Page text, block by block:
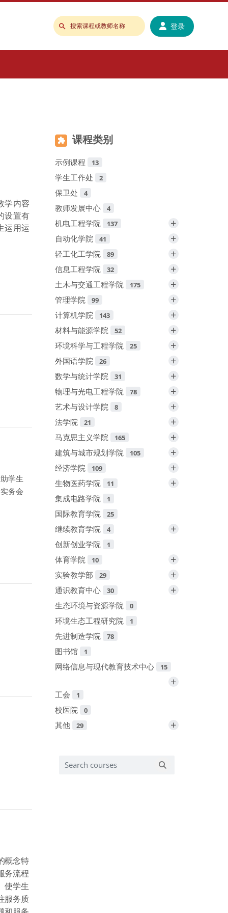
搜
称
登录
学内容
设置有
运用运
学生
务会
概念特
务流程
使学生
服务质
课程类别
示例课程 13
学生工作处 2
保卫处 4
教师发展中心 4
机电工程学院 137 +
自动化学院 41 +
轻工化工学院 89 +
信息工程学院 32 +
土木与交通工程学院 175 +
管理学院 99 +
计算机学院 143 +
材料与能源学院 52 +
环境科学与工程学院 25 +
外国语学院 26 +
数学与统计学院 31 +
物理与光电工程学院 78 +
艺术与设计学院 8 +
法学院 21 +
马克思主义学院 165 +
建筑与城市规划学院 105 +
经济学院 109 +
生物医药学院 11 +
集成电路学院 1
国际教育学院 25
继续教育学院 4 +
创新创业学院 1
体育学院 10 +
实验教学部 29 +
通识教育中心 30 +
生态环境与资源学院 0
环境生态工程研究院 1
先进制造学院 78
图书馆 1
网络信息与现代教育技术中心 15
+
工会 1
校医院 0
其他 29 +
Search courses